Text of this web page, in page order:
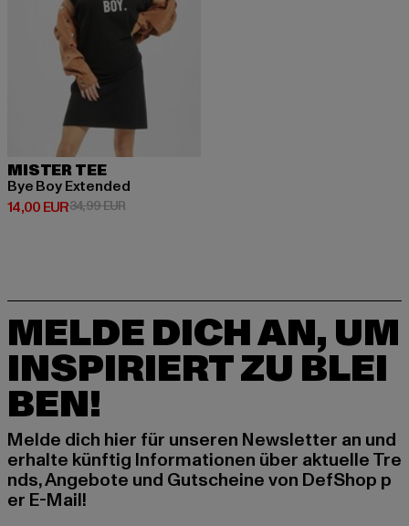
MISTER TEE
Bye Boy Extended
14,00 EUR
Derzeitiger Preis: 14,00 EUR
34,99 EURAktionspreis: 34,99 EUR
MELDE DICH AN, UM
INSPIRIERT ZU BLEI
BEN!
Melde dich hier für unseren Newsletter an und
erhalte künftig Informationen über aktuelle Tre
nds, Angebote und Gutscheine von DefShop p
er E-Mail!